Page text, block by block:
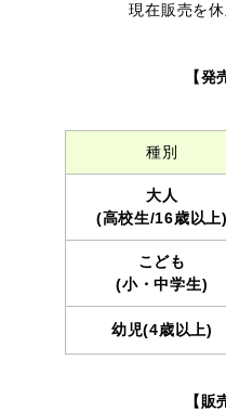
現在販売を休
【発
種別
大人
(高校生/16歳以上)
こども
(小・中学生)
幼児(4歳以上)
【販